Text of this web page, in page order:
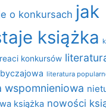
o konkursach jak
książka
konkursów
literatura
wspomnieniowa
książka nowości